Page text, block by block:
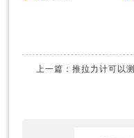
上一篇： 推拉力计可以